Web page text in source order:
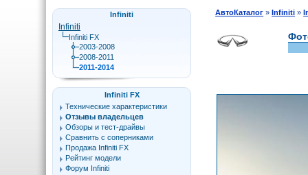
АвтоКаталог »Infiniti »
Infiniti
Infiniti
Infiniti FX
2003-2008
2008-2011
2011-2014
Infiniti FX
Технические характеристики
Отзывы владельцев
Обзоры и тест-драйвы
Сравнить с соперниками
Продажа Infiniti FX
Рейтинг модели
Форум Infiniti